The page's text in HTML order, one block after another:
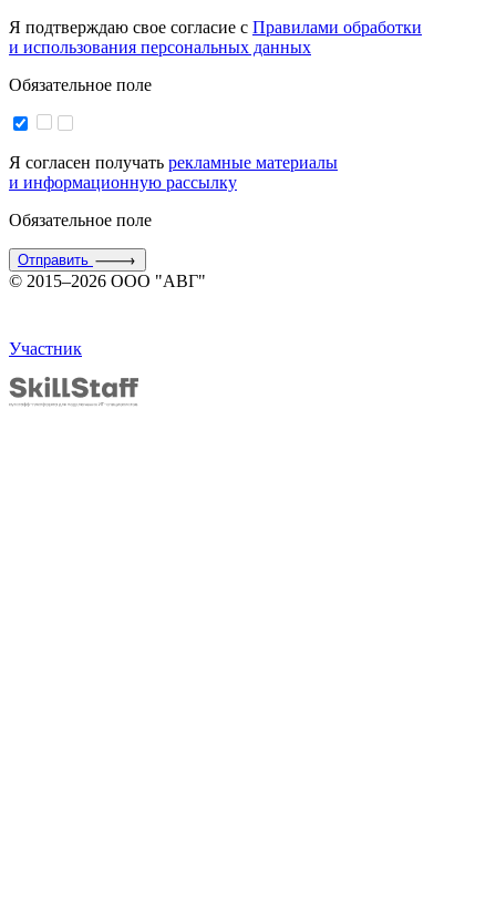
Я подтверждаю свое согласие с Правилами обработки
и использования персональных данных
Обязательное поле
Я согласен получать рекламные материалы
и информационную рассылку
Обязательное поле
Отправить
© 2015–2026 ООО "АВГ"
Участник